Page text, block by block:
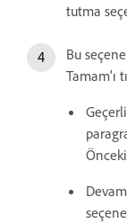
tutma
Bu
Tamam'ı